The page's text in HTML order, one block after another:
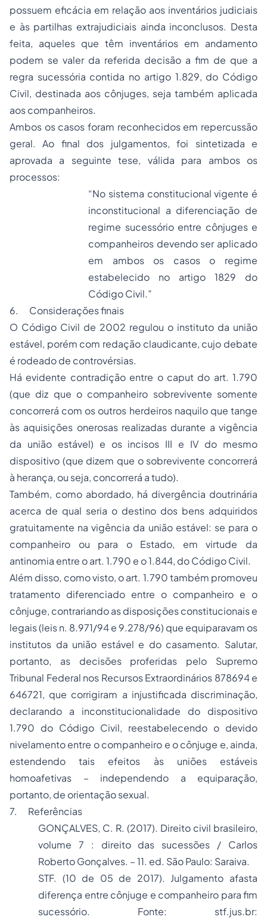
possuem eficácia em relação aos inventários judiciais
e às partilhas extrajudiciais ainda inconclusos. Desta
feita, aqueles que têm inventários em andamento
podem se valer da referida decisão a fim de que a
regra sucessória contida no artigo 1.829, do Código
Civil, destinada aos cônjuges, seja também aplicada
aos companheiros.
Ambos os casos foram reconhecidos em repercussão
geral. Ao final dos julgamentos, foi sintetizada e
aprovada a seguinte tese, válida para ambos os
processos:
“No sistema constitucional vigente é
inconstitucional a diferenciação de
regime sucessório entre cônjuges e
companheiros devendo ser aplicado
em ambos os casos o regime
estabelecido no artigo 1829 do
Código Civil.”
6. Considerações finais
O Código Civil de 2002 regulou o instituto da união
estável, porém com redação claudicante, cujo debate
é rodeado de controvérsias.
Há evidente contradição entre o caput do art. 1.790
(que diz que o companheiro sobrevivente somente
concorrerá com os outros herdeiros naquilo que tange
às aquisições onerosas realizadas durante a vigência
da união estável) e os incisos III e IV do mesmo
dispositivo (que dizem que o sobrevivente concorrerá
à herança, ou seja, concorrerá a tudo).
Também, como abordado, há divergência doutrinária
acerca de qual seria o destino dos bens adquiridos
gratuitamente na vigência da união estável: se para o
companheiro ou para o Estado, em virtude da
antinomia entre o art. 1.790 e o 1.844, do Código Civil.
Além disso, como visto, o art. 1.790 também promoveu
tratamento diferenciado entre o companheiro e o
cônjuge, contrariando as disposições constitucionais e
legais (leis n. 8.971/94 e 9.278/96) que equiparavam os
institutos da união estável e do casamento. Salutar,
portanto, as decisões proferidas pelo Supremo
Tribunal Federal nos Recursos Extraordinários 878694 e
646721, que corrigiram a injustificada discriminação,
declarando a inconstitucionalidade do dispositivo
1.790 do Código Civil, reestabelecendo o devido
nivelamento entre o companheiro e o cônjuge e, ainda,
estendendo tais efeitos às uniões estáveis
homoafetivas – independendo a equiparação,
portanto, de orientação sexual.
7. Referências
GONÇALVES, C. R. (2017). Direito civil brasileiro,
volume 7 : direito das sucessões / Carlos
Roberto Gonçalves. – 11. ed. São Paulo: Saraiva.
STF. (10 de 05 de 2017). Julgamento afasta
diferença entre cônjuge e companheiro para fim
sucessório. Fonte: stf.jus.br: